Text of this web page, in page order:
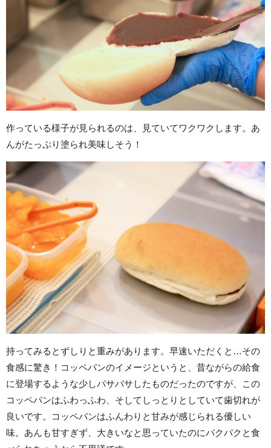
作っている様子が見られるのは、見ていてワクワクします。あ
んがたっぷり塗られ美味しそう！
持ってみるとずしりと重みがあります。早速いただくと…その
食感に驚き！コッペパンのイメージというと、昔ながらの給食
に登場するような少しパサパサしたものだったのですが、この
コッペパンはふわっふわ、そしてしっとりとしていて歯切れが
良いです。コッペパンはふんわりと甘みが感じられる優しい
味。あんも甘すぎず、大きいなと思っていたのにパクパクと食